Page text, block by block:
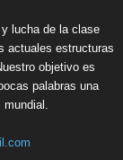
lucha de la clase
actuales estructuras
objetivo es
palabras una